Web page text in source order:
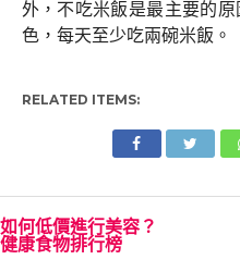
外，不吃米飯是最主要的
色，每天至少吃兩碗米飯。
RELATED ITEMS:
如何低價進行美容？
健康食物排行榜